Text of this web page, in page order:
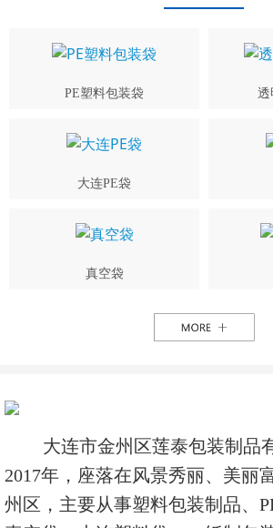
PE塑料包装袋 透
大连PE袋
真空袋
大连市金州区莲泰包装制品
2017年，座落在风景秀丽、美丽
州区，主要从事塑料包装制品、